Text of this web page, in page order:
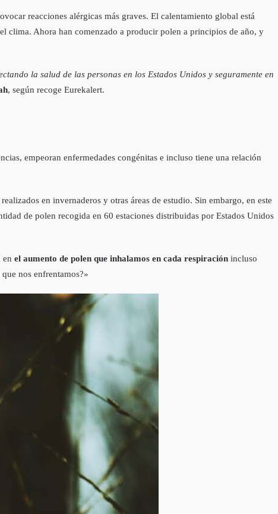
reacciones alérgicas más graves. El calentamiento global está
clima. Ahora han comenzado a producir polen a principios de año, y
la salud de las personas en los Estados Unidos y seguramente en
, según recoge Eurekalert.
empeoran enfermedades congénitas e incluso tiene una relación
en invernaderos y otras áreas de estudio. Sin embargo, en este
de polen recogida en 60 estaciones distribuidas por Estados Unidos
en el aumento de polen que inhalamos en cada respiración incluso
que nos enfrentamos?»